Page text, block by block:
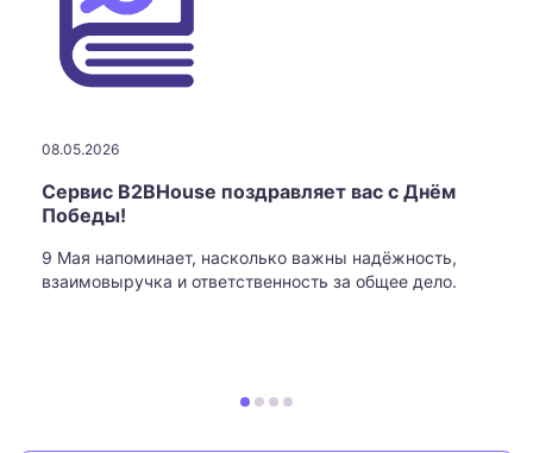
08.05.2026
Сервис B2BHouse поздравляет вас с Днём
Победы!
9 Мая напоминает, насколько важны надёжность,
взаимовыручка и ответственность за общее дело.